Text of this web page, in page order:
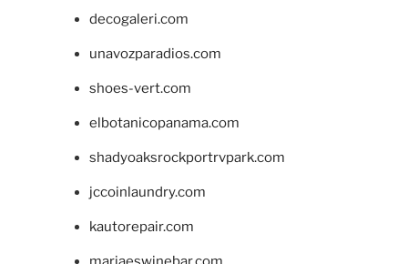
decogaleri.com
unavozparadios.com
shoes-vert.com
elbotanicopanama.com
shadyoaksrockportrvpark.com
jccoinlaundry.com
kautorepair.com